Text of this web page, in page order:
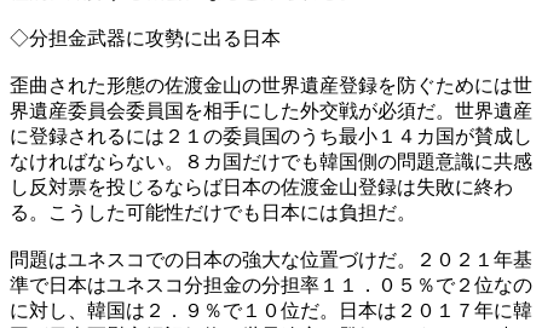
◇分担金武器に攻勢に出る日本
歪曲された形態の佐渡金山の世界遺産登録を防ぐためには世
界遺産委員会委員国を相手にした外交戦が必須だ。世界遺産
に登録されるには２１の委員国のうち最小１４カ国が賛成し
なければならない。８カ国だけでも韓国側の問題意識に共感
し反対票を投じるならば日本の佐渡金山登録は失敗に終わ
る。こうした可能性だけでも日本には負担だ。
問題はユネスコでの日本の強大な位置づけだ。２０２１年基
準で日本はユネスコ分担金の分担率１１．０５％で２位なの
に対し、韓国は２．９％で１０位だ。日本は２０１７年に韓